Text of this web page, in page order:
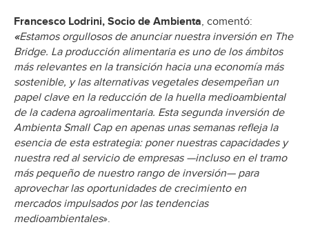
Francesco Lodrini, Socio de Ambienta, comentó:
«Estamos orgullosos de anunciar nuestra inversión en The
Bridge. La producción alimentaria es uno de los ámbitos
más relevantes en la transición hacia una economía más
sostenible, y las alternativas vegetales desempeñan un
papel clave en la reducción de la huella medioambiental
de la cadena agroalimentaria. Esta segunda inversión de
Ambienta Small Cap en apenas unas semanas refleja la
esencia de esta estrategia: poner nuestras capacidades y
nuestra red al servicio de empresas —incluso en el tramo
más pequeño de nuestro rango de inversión— para
aprovechar las oportunidades de crecimiento en
mercados impulsados por las tendencias
medioambientales».